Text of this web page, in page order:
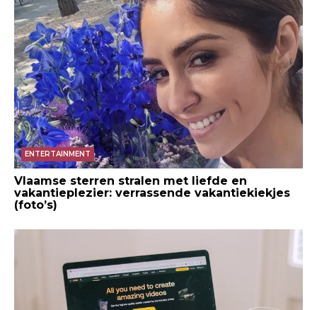
ENTERTAINMENT
Vlaamse sterren stralen met liefde en
vakantieplezier: verrassende vakantiekiekjes
(foto’s)